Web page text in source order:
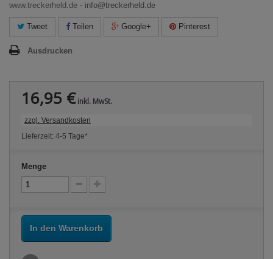
www.treckerheld.de - info@treckerheld.de
Tweet Teilen Google+ Pinterest
Ausdrucken
16,95 €inkl. MwSt.
zzgl. Versandkosten
Lieferzeit: 4-5 Tage*
Menge
In den Warenkorb